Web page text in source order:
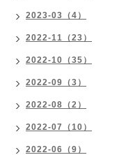
2023-03（4）
2022-11（23）
2022-10（35）
2022-09（3）
2022-08（2）
2022-07（10）
2022-06（9）